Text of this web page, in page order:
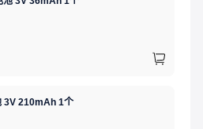
3V 210mAh 1个